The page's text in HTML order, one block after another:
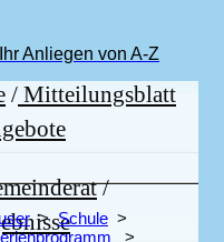
/ Mitteilungsblatt
/
Ihr Anliegen von A‑Z
>Schule >
>